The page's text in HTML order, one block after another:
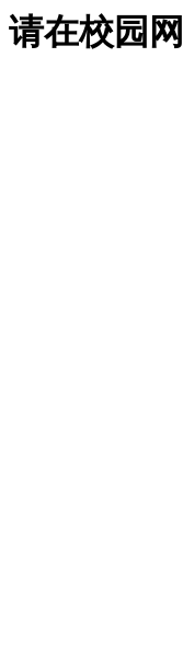
请在校园